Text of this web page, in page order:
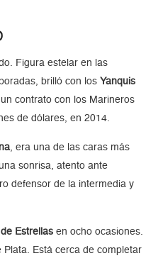
Figura estelar en las
brilló con los Yanquis
contrato con los Marineros
de dólares, en 2014.
, era una de las caras más
sonrisa, atento ante
defensor de la intermedia y
Estrellas en ocho ocasiones.
Plata. Está cerca de completar